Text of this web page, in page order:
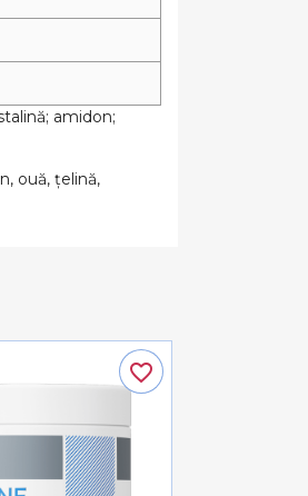
amidon;
ouă, țelină,
favorite_border